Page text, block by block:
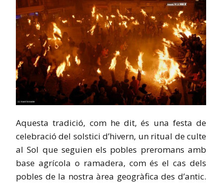
Aquesta tradició, com he dit, és una festa de
celebració del solstici d’hivern, un ritual de culte
al Sol que seguien els pobles preromans amb
base agrícola o ramadera, com és el cas dels
pobles de la nostra àrea geogràfica des d’antic.